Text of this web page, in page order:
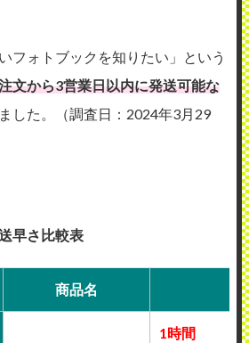
フォトブックを知りたい」という
文から3営業日以内に発送可能な
した。（調査日：2024年3月29
早さ比較表
商品名
1時間